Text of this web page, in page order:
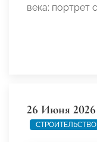
века: портрет
26 Июня 2026
СТРОИТЕЛЬСТВО